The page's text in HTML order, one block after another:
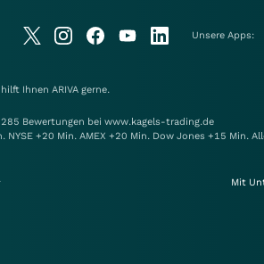
Unsere Apps:
Ihnen ARIVA gerne.
Bewertungen bei www.kagels-trading.de
+20 Min. AMEX +20 Min. Dow Jones +15 Min.
Mit